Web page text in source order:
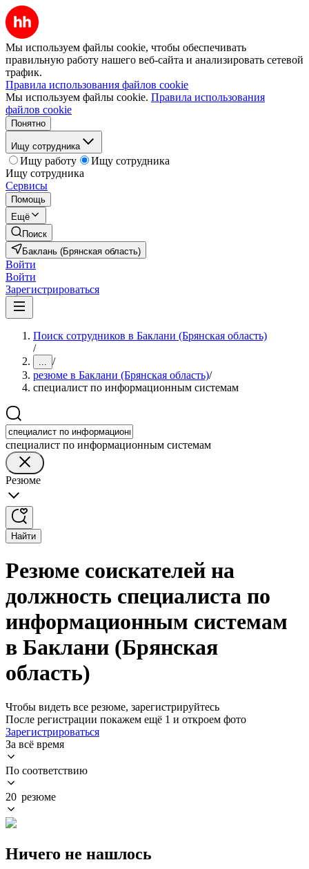
Мы используем файлы cookie, чтобы обеспечивать
правильную работу нашего веб-сайта и анализировать сетевой
трафик.
Правила использования файлов cookie
Мы используем файлы cookie. Правила использования
файлов cookie
Понятно
Ищу сотрудника
Ищу работу
Ищу сотрудника
Ищу сотрудника
Сервисы
Помощь
Ещё
Поиск
Баклань (Брянская область)
Войти
Войти
Зарегистрироваться
Поиск сотрудников в Баклани (Брянская область)
/
... /
резюме в Баклани (Брянская область)/
специалист по информационным системам
специалист по информационным системам
Резюме
Найти
Резюме соискателей на
должность специалиста по
информационным системам
в Баклани (Брянская
область)
Чтобы видеть все резюме, зарегистрируйтесь
После регистрации покажем ещё 1 и откроем фото
Зарегистрироваться
За всё время
По соответствию
20 резюме
Ничего не нашлось